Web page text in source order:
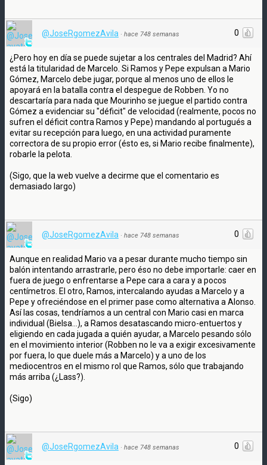
0
@JoseRgomezAvila · hace 748 semanas
¿Pero hoy en día se puede sujetar a los centrales del Madrid? Ahí
está la titularidad de Marcelo. Si Ramos y Pepe expulsan a Mario
Gómez, Marcelo debe jugar, porque al menos uno de ellos le
apoyará en la batalla contra el despegue de Robben. Yo no
descartaría para nada que Mourinho se juegue el partido contra
Gómez a evidenciar su "déficit" de velocidad (realmente, pocos no
sufren el déficit contra Ramos y Pepe) mandando al portugués a
evitar su recepción para luego, en una actividad puramente
correctora de su propio error (ésto es, si Mario recibe finalmente),
robarle la pelota.
(Sigo, que la web vuelve a decirme que el comentario es
demasiado largo)
0
@JoseRgomezAvila · hace 748 semanas
Aunque en realidad Mario va a pesar durante mucho tiempo sin
balón intentando arrastrarle, pero éso no debe importarle: caer en
fuera de juego o enfrentarse a Pepe cara a cara y a pocos
centímetros. El otro, Ramos, intercalando ayudas a Marcelo y a
Pepe y ofreciéndose en el primer pase como alternativa a Alonso.
Así las cosas, tendríamos a un central con Mario casi en marca
individual (Bielsa...), a Ramos desatascando micro-entuertos y
eligiendo en cada jugada a quién ayudar, a Marcelo pesando sólo
en el movimiento interior (Robben no le va a exigir excesivamente
por fuera, lo que duele más a Marcelo) y a uno de los
mediocentros en el mismo rol que Ramos, sólo que trabajando
más arriba (¿Lass?).
(Sigo)
0
@JoseRgomezAvila · hace 748 semanas